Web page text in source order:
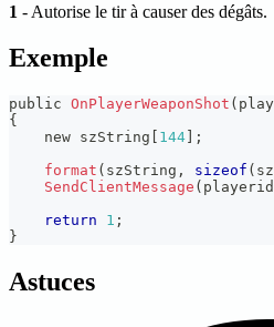
1 - Autorise le tir à causer des dégâts.
Exemple
public OnPlayerWeaponShot (
{
    new szString
144
;
format ( szString , sizeof (
SendClientMessage ( playerid
return
1 ;
}
Astuces